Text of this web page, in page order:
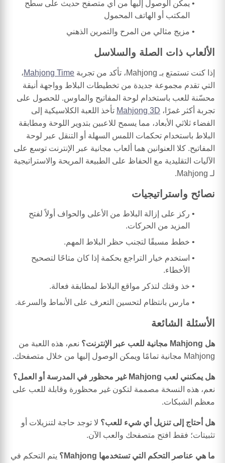
يمكن الوصول إليها من أي متصفح حديث على سطح
المكتب أو الهاتف المحمول
مزيج مثالي من المرح والتمرين الذهني
الألعاب ذات الصلة والسلاسل
إذا كنت تستمتع بـ Mahjong، تأكد من تجربة Mahjong Time،
التي تقدم مجموعة جديدة من تخطيطات البلاط وواجهة أنيقة
محسّنة للعب باستخدام لوحة المفاتيح والماوس. للحصول على
تجربة أكثر غمرًا، Mahjong 3D تأخذ اللعبة الكلاسيكية إلى
الفضاء ثلاثي الأبعاد، مما يسمح للاعبين بتدوير اللوحة ومطابقة
البلاط باستخدام تحكمات اللمس السهلة أو التنقل عبر لوحة
المفاتيح. كلا العنوانين هما ألعاب مجانية عبر الإنترنت توسع على
الآليات التقليدية مع الحفاظ على الطبيعة المريحة والاستراتيجية
لـ Mahjong.
نصائح واستراتيجيات
ركز على إزالة البلاط من الأعلى والحواف أولاً لفتح
المزيد من الحركات.
خطط مسبقًا لتجنب حظر البلاط المهم.
استخدم خيار التراجع بحكمة إذا كان متاحًا لتصحيح
الأخطاء.
خذ وقتك لتذكر مواقع البلاط لمطابقة فعالة.
مارس بانتظام لتحسين التعرف على الأنماط والسرعة.
الأسئلة الشائعة
هل Mahjong مجانية للعب عبر الإنترنت؟
نعم، هذه اللعبة من
Mahjong مجانية تمامًا ويمكن الوصول إليها من خلال متصفحك.
هل يمكنني لعب Mahjong غير محظور في المدرسة أو العمل؟
نعم، هذه النسخة مصممة لتكون غير محظورة وقابلة للعب على
معظم الشبكات.
هل أحتاج إلى تنزيل أي شيء للعب؟ لا توجد حاجة لتنزيلات أو
تثبيتات؛ فقط افتح متصفحك والعب الآن.
ما هي عناصر التحكم التي تستخدمها Mahjong؟
يتم التحكم في